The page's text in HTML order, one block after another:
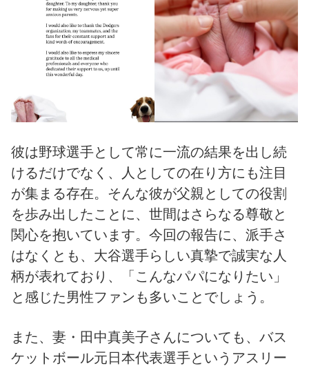
彼は野球選手として常に一流の結果を出し続
けるだけでなく、人としての在り方にも注目
が集まる存在。そんな彼が父親としての役割
を歩み出したことに、世間はさらなる尊敬と
関心を抱いています。今回の報告に、派手さ
はなくとも、大谷選手らしい真摯で誠実な人
柄が表れており、「こんなパパになりたい」
と感じた男性ファンも多いことでしょう。
また、妻・田中真美子さんについても、バス
ケットボール元日本代表選手というアスリー